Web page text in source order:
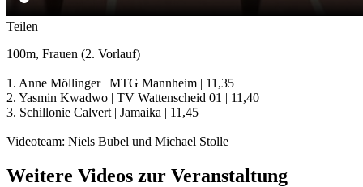
Teilen
100m, Frauen (2. Vorlauf)
1. Anne Möllinger | MTG Mannheim | 11,35
2. Yasmin Kwadwo | TV Wattenscheid 01 | 11,40
3. Schillonie Calvert | Jamaika | 11,45
Videoteam: Niels Bubel und Michael Stolle
Weitere Videos zur Veranstaltung